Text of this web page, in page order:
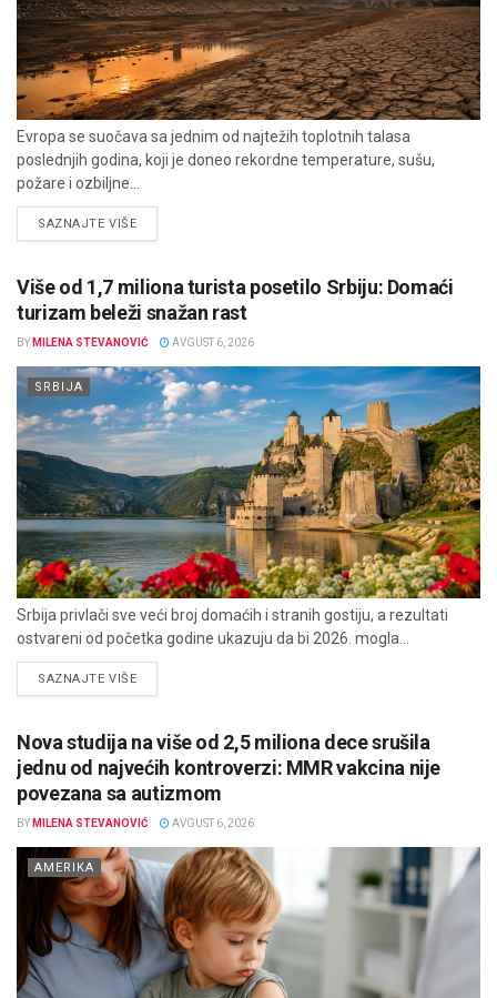
Evropa se suočava sa jednim od najtežih toplotnih talasa
poslednjih godina, koji je doneo rekordne temperature, sušu,
požare i ozbiljne...
SAZNAJTE VIŠEDETAILS
Više od 1,7 miliona turista posetilo Srbiju: Domaći
turizam beleži snažan rast
BY MILENA STEVANOVIĆ AVGUST 6, 2026
SRBIJA
Srbija privlači sve veći broj domaćih i stranih gostiju, a rezultati
ostvareni od početka godine ukazuju da bi 2026. mogla...
SAZNAJTE VIŠEDETAILS
Nova studija na više od 2,5 miliona dece srušila
jednu od najvećih kontroverzi: MMR vakcina nije
povezana sa autizmom
BY MILENA STEVANOVIĆ AVGUST 6, 2026
AMERIKA